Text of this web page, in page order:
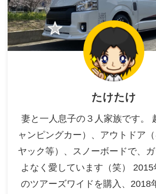
たけたけ
妻と一人息子の３人家族です。
ャンピングカー）、アウトドア
ヤック等）、スノーボードで、
よなく愛しています（笑）
のツアーズワイドを購入、2018